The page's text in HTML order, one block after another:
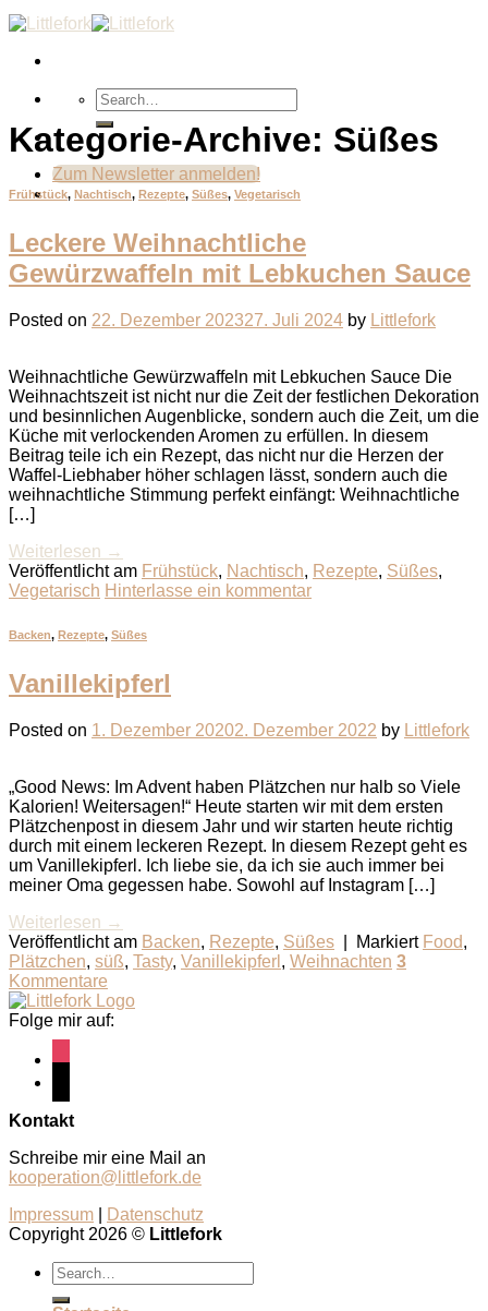
Zum Newsletter anmelden!
Kategorie-Archive: Süßes
Frühstück, Nachtisch, Rezepte, Süßes, Vegetarisch
Leckere Weihnachtliche
Gewürzwaffeln mit Lebkuchen Sauce
Posted on 22. Dezember 202327. Juli 2024 by Littlefork
Weihnachtliche Gewürzwaffeln mit Lebkuchen Sauce Die
Weihnachtszeit ist nicht nur die Zeit der festlichen Dekoration
und besinnlichen Augenblicke, sondern auch die Zeit, um die
Küche mit verlockenden Aromen zu erfüllen. In diesem
Beitrag teile ich ein Rezept, das nicht nur die Herzen der
Waffel-Liebhaber höher schlagen lässt, sondern auch die
weihnachtliche Stimmung perfekt einfängt: Weihnachtliche
[…]
Weiterlesen →
Veröffentlicht am Frühstück, Nachtisch, Rezepte, Süßes,
Vegetarisch Hinterlasse ein kommentar
Backen, Rezepte, Süßes
Vanillekipferl
Posted on 1. Dezember 20202. Dezember 2022 by Littlefork
„Good News: Im Advent haben Plätzchen nur halb so Viele
Kalorien! Weitersagen!“ Heute starten wir mit dem ersten
Plätzchenpost in diesem Jahr und wir starten heute richtig
durch mit einem leckeren Rezept. In diesem Rezept geht es
um Vanillekipferl. Ich liebe sie, da ich sie auch immer bei
meiner Oma gegessen habe. Sowohl auf Instagram […]
Weiterlesen →
Veröffentlicht am Backen, Rezepte, Süßes Markiert Food,
Plätzchen, süß, Tasty, Vanillekipferl , Weihnachten 3
Kommentare
Folge mir auf:
Kontakt
Schreibe mir eine Mail an
kooperation@littlefork.de
Impressum
Datenschutz
Copyright 2026 © Littlefork